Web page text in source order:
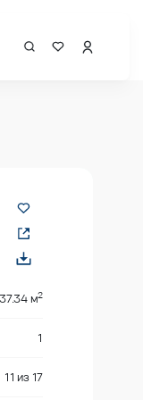
37.34 м2
1
11 из 17